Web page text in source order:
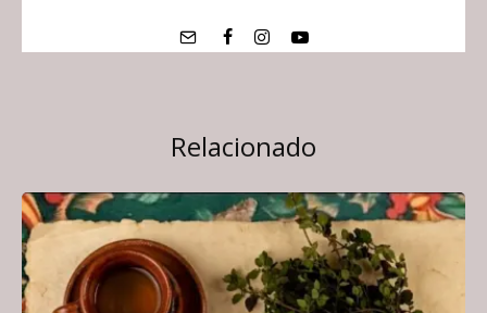
Relacionado